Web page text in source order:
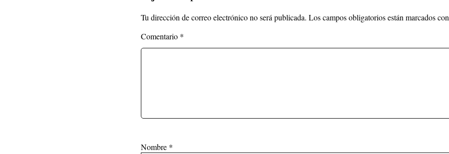
Tu dirección de correo electrónico no será publicada. Los campos obligatorios están marcados con
Comentario *
Nombre *